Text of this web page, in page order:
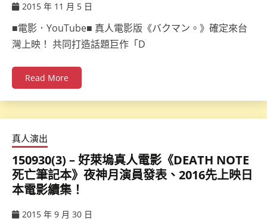
2015 年 11 月 5 日
■電影．YouTube■ 真人電影版《バクマン。》確定來台
灣上映！ 共同打造話題巨作「D
Read More
真人演出
150930(3) – 好萊塢真人電影《DEATH NOTE
死亡筆記本》夜神月演員發表、2016先上映日
本電影續集！
2015 年 9 月 30 日